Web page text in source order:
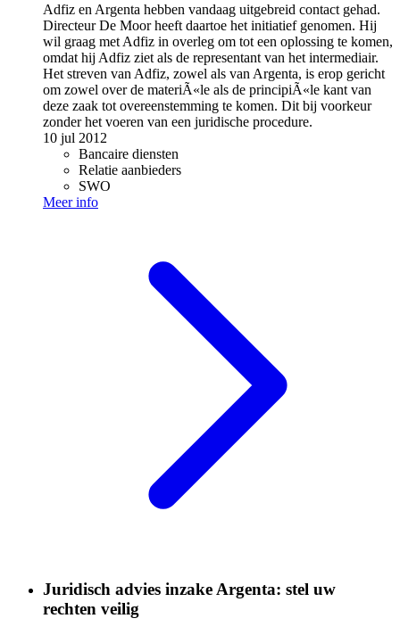
Adfiz en Argenta hebben vandaag uitgebreid contact gehad.
Directeur De Moor heeft daartoe het initiatief genomen. Hij
wil graag met Adfiz in overleg om tot een oplossing te komen,
omdat hij Adfiz ziet als de representant van het intermediair.
Het streven van Adfiz, zowel als van Argenta, is erop gericht
om zowel over de materiÃ«le als de principiÃ«le kant van
deze zaak tot overeenstemming te komen. Dit bij voorkeur
zonder het voeren van een juridische procedure.
10 jul 2012
Bancaire diensten
Relatie aanbieders
SWO
Meer info
Juridisch advies inzake Argenta: stel uw
rechten veilig